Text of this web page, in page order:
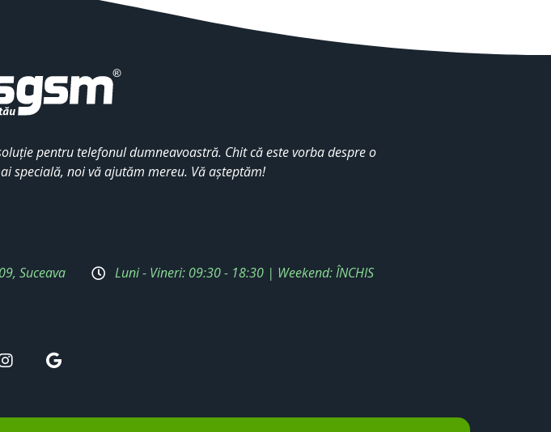
pentru telefonul dumneavoastră. Chit că este vorba despre o
specială, noi vă ajutăm mereu. Vă așteptăm!
Suceava Luni - Vineri: 09:30 - 18:30 | Weekend: ÎNCHIS